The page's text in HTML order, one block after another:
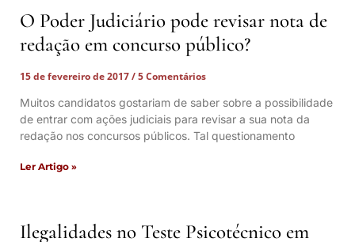
O Poder Judiciário pode revisar nota de
redação em concurso público?
15 de fevereiro de 2017
5 Comentários
Muitos candidatos gostariam de saber sobre a possibilidade
de entrar com ações judiciais para revisar a sua nota da
redação nos concursos públicos. Tal questionamento
Ler Artigo »
Ilegalidades no Teste Psicotécnico em